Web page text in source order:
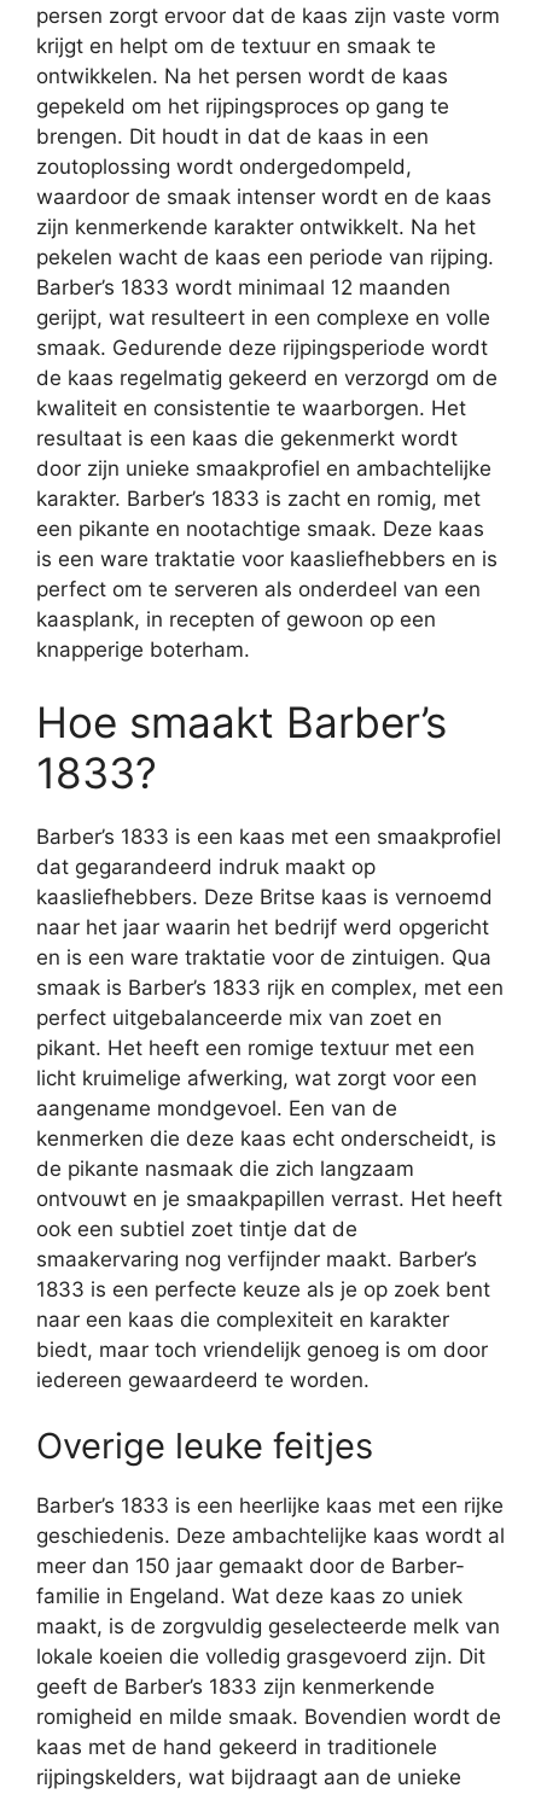
persen zorgt ervoor dat de kaas zijn vaste vorm
krijgt en helpt om de textuur en smaak te
ontwikkelen. Na het persen wordt de kaas
gepekeld om het rijpingsproces op gang te
brengen. Dit houdt in dat de kaas in een
zoutoplossing wordt ondergedompeld,
waardoor de smaak intenser wordt en de kaas
zijn kenmerkende karakter ontwikkelt. Na het
pekelen wacht de kaas een periode van rijping.
Barber’s 1833 wordt minimaal 12 maanden
gerijpt, wat resulteert in een complexe en volle
smaak. Gedurende deze rijpingsperiode wordt
de kaas regelmatig gekeerd en verzorgd om de
kwaliteit en consistentie te waarborgen. Het
resultaat is een kaas die gekenmerkt wordt
door zijn unieke smaakprofiel en ambachtelijke
karakter. Barber’s 1833 is zacht en romig, met
een pikante en nootachtige smaak. Deze kaas
is een ware traktatie voor kaasliefhebbers en is
perfect om te serveren als onderdeel van een
kaasplank, in recepten of gewoon op een
knapperige boterham.
Hoe smaakt Barber’s
1833?
Barber’s 1833 is een kaas met een smaakprofiel
dat gegarandeerd indruk maakt op
kaasliefhebbers. Deze Britse kaas is vernoemd
naar het jaar waarin het bedrijf werd opgericht
en is een ware traktatie voor de zintuigen. Qua
smaak is Barber’s 1833 rijk en complex, met een
perfect uitgebalanceerde mix van zoet en
pikant. Het heeft een romige textuur met een
licht kruimelige afwerking, wat zorgt voor een
aangename mondgevoel. Een van de
kenmerken die deze kaas echt onderscheidt, is
de pikante nasmaak die zich langzaam
ontvouwt en je smaakpapillen verrast. Het heeft
ook een subtiel zoet tintje dat de
smaakervaring nog verfijnder maakt. Barber’s
1833 is een perfecte keuze als je op zoek bent
naar een kaas die complexiteit en karakter
biedt, maar toch vriendelijk genoeg is om door
iedereen gewaardeerd te worden.
Overige leuke feitjes
Barber’s 1833 is een heerlijke kaas met een rijke
geschiedenis. Deze ambachtelijke kaas wordt al
meer dan 150 jaar gemaakt door de Barber-
familie in Engeland. Wat deze kaas zo uniek
maakt, is de zorgvuldig geselecteerde melk van
lokale koeien die volledig grasgevoerd zijn. Dit
geeft de Barber’s 1833 zijn kenmerkende
romigheid en milde smaak. Bovendien wordt de
kaas met de hand gekeerd in traditionele
rijpingskelders, wat bijdraagt aan de unieke